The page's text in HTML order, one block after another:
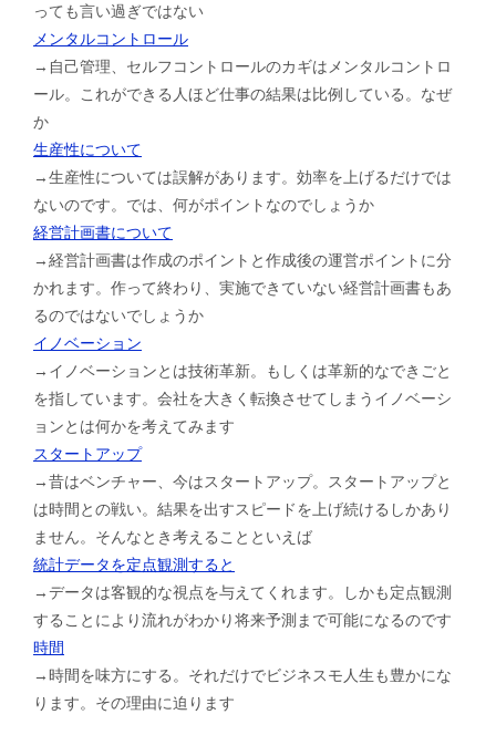
っても言い過ぎではない
メンタルコントロール
→自己管理、セルフコントロールのカギはメンタルコントロ
ール。これができる人ほど仕事の結果は比例している。なぜ
か
生産性について
→生産性については誤解があります。効率を上げるだけでは
ないのです。では、何がポイントなのでしょうか
経営計画書について
→経営計画書は作成のポイントと作成後の運営ポイントに分
かれます。作って終わり、実施できていない経営計画書もあ
るのではないでしょうか
イノベーション
→イノベーションとは技術革新。もしくは革新的なできごと
を指しています。会社を大きく転換させてしまうイノベーシ
ョンとは何かを考えてみます
スタートアップ
→昔はベンチャー、今はスタートアップ。スタートアップと
は時間との戦い。結果を出すスピードを上げ続けるしかあり
ません。そんなとき考えることといえば
統計データを定点観測すると
→データは客観的な視点を与えてくれます。しかも定点観測
することにより流れがわかり将来予測まで可能になるのです
時間
→時間を味方にする。それだけでビジネスモ人生も豊かにな
ります。その理由に迫ります